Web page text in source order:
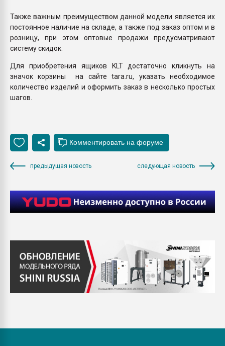
Также важным преимуществом данной модели является их
постоянное наличие на складе, а также под заказ оптом и в
розницу, при этом оптовые продажи предусматривают
систему скидок.
Для приобретения ящиков KLT достаточно кликнуть на
значок корзины на сайте tara.ru, указать необходимое
количество изделий и оформить заказ в несколько простых
шагов.
предыдущая новость следующая новость